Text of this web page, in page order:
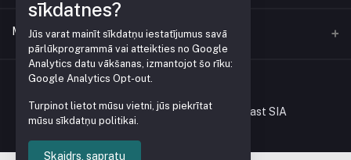
Adrese
Vienības gatve 153, Mārupe
Tālrunis
veikals@pleve.lv
Mans konts
Ienākt
Pasūtījumu vēsture
Visas tiesības rezervētas © Gardenplast SIA
sīkdatnes?
Jūs varat mainīt sīkdatņu iestatījumus savā
pārlūkprogrammā vai atteikties no Google
Analytics datu vākšanas, izmantojot šo rīku:
Google Analytics Opt-out
Turpinot lietot mūsu vietni, jūs piekrītat
mūsu sīkdatņu politikai.
Skaidrs, sapratu